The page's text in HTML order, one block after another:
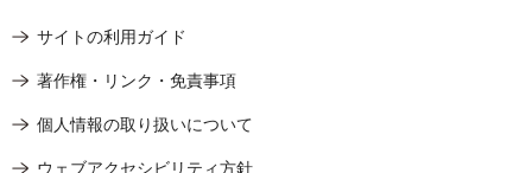
サイトの利用ガイド
著作権・リンク・免責事項
個人情報の取り扱いについて
ウェブアクセシビリティ方針